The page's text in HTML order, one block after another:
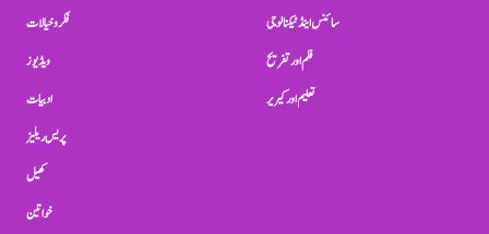
فکر و خیالات
ویڈیوز
ادبیات
پریس ریلیز
کھیل
خواتین
سائنس اینڈ ٹیکنالوجی
فلم اور تفریح
تعلیم اور کیریر